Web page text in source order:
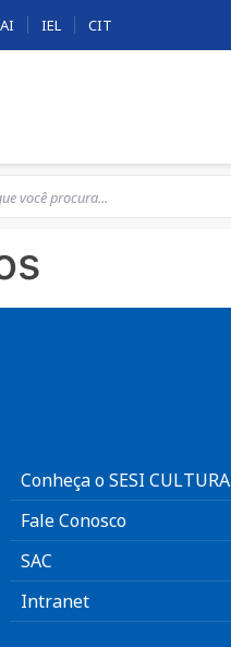
IEL CIT
Conheça o SESI CULTURA
Fale Conosco
SAC
Intranet